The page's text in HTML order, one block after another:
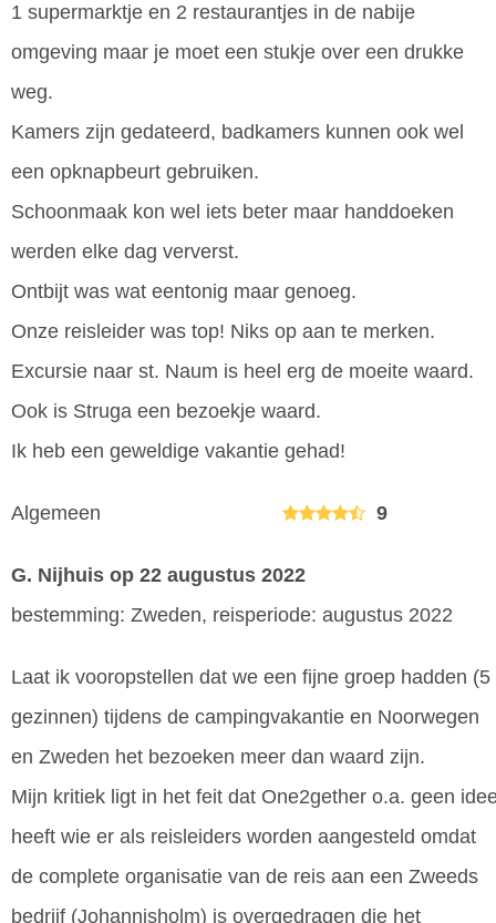
1 supermarktje en 2 restaurantjes in de nabije
omgeving maar je moet een stukje over een drukke
weg.
Kamers zijn gedateerd, badkamers kunnen ook wel
een opknapbeurt gebruiken.
Schoonmaak kon wel iets beter maar handdoeken
werden elke dag ververst.
Ontbijt was wat eentonig maar genoeg.
Onze reisleider was top! Niks op aan te merken.
Excursie naar st. Naum is heel erg de moeite waard.
Ook is Struga een bezoekje waard.
Ik heb een geweldige vakantie gehad!
Algemeen 9
G. Nijhuis op 22 augustus 2022
bestemming: Zweden, reisperiode: augustus 2022
Laat ik vooropstellen dat we een fijne groep hadden (5
gezinnen) tijdens de campingvakantie en Noorwegen
en Zweden het bezoeken meer dan waard zijn.
Mijn kritiek ligt in het feit dat One2gether o.a. geen
heeft wie er als reisleiders worden aangesteld omdat
de complete organisatie van de reis aan een Zweeds
bedrijf (Johannisholm) is overgedragen die het